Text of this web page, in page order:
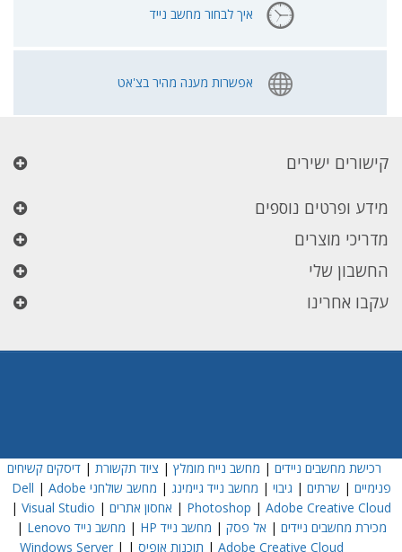
איך לבחור מחשב נייד
אפשרות מענה מהיר בצ'אט
קישורים ישירים
מידע ופרטים נוספים
מדריכי מוצרים
החשבון שלי
עקבו אחרינו
רכישת מחשבים ניידים | מחשב נייח מומלץ | ציוד תקשורת |דיסקים קשיחים
פנימיים | שרתים | גיבוי | מחשב נייד גיימינג | מחשב שולחני Dell | Adobe
Photoshop | Adobe Creative Cloud
| אחסון אתרים |
Visual Studio
|
מכירת מחשבים ניידים | אל פסק | מחשב נייד HP | מחשב נייד Lenovo
|
Adobe Creative Cloud
| תוכנות אופיס |
Windows Server|